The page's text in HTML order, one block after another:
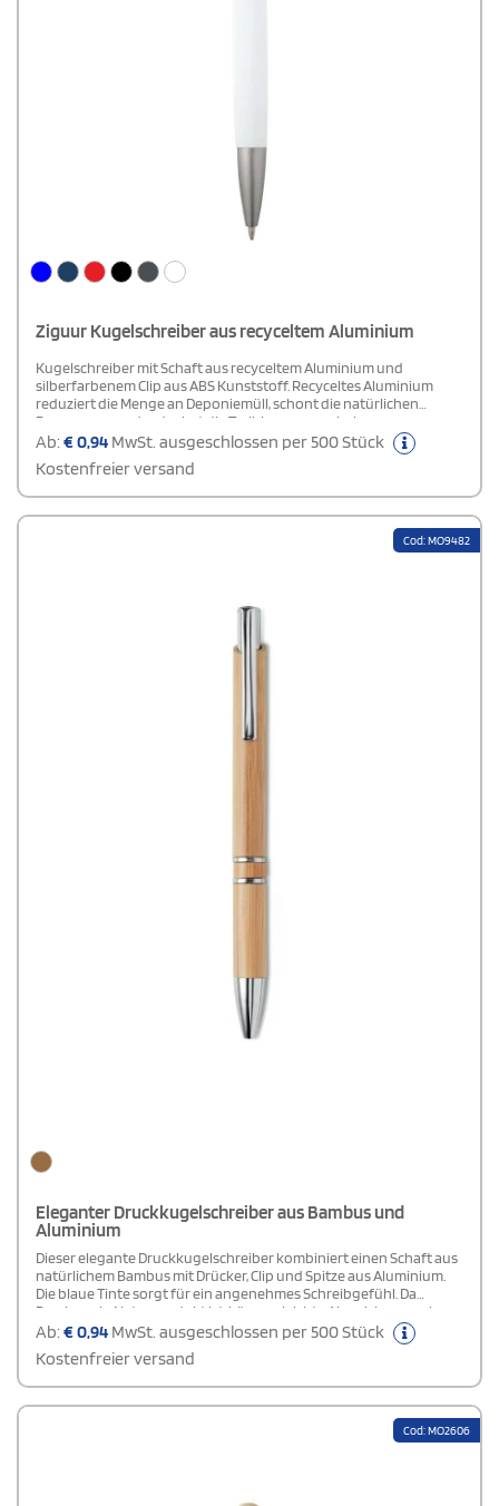
Ziguur Kugelschreiber aus recyceltem Aluminium
Kugelschreiber mit Schaft aus recyceltem Aluminium und
silberfarbenem Clip aus ABS Kunststoff. Recyceltes Aluminium
reduziert die Menge an Deponiemüll, schont die natürlichen
Ressourcen und reduziert die Treibhausgasemissionen.
Tintenfarbe: Schwarz. Schreiblänge: 800 Meter. Schreibspitze: 1
Ab:€0,94 MwSt. ausgeschlossen per 500 Stück
Kostenfreier versand
Cod: MO9482
Eleganter Druckkugelschreiber aus Bambus und
Aluminium
Dieser elegante Druckkugelschreiber kombiniert einen Schaft aus
natürlichem Bambus mit Drücker, Clip und Spitze aus Aluminium.
Die blaue Tinte sorgt für ein angenehmes Schreibgefühl. Da
Bambus ein Naturprodukt ist, können leichte Abweichungen in
Farbe, Dekor und Maßen auftreten, wodurch jeder Kugelschreiber
einzigartig ist. Eine stilvolle und nachhaltige Wahl für den Alltag.
Ab:€0,94 MwSt. ausgeschlossen per 500 Stück
Kostenfreier versand
Cod: MO2606